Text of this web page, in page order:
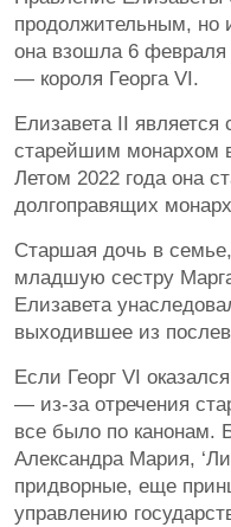
продолжительным,
она взошла 6 февраля
— короля Георга VI.
Елизавета II
старейшим монархом
Летом 2022 года она
долгоправящих
Старшая дочь в
младшую сестру
Елизавета
выходившее из
Если Георг VI
— из-за отречения
все было по канонам.
Александра Мария,
придворные, еще
управлению